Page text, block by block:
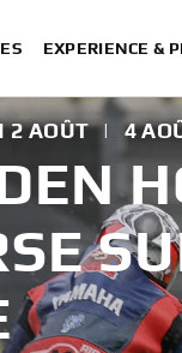
EXPERIENCE &
2 AOÛT | 4